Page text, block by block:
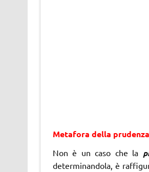
Metafora della prudenza
Non è un caso che la
determinandola, è